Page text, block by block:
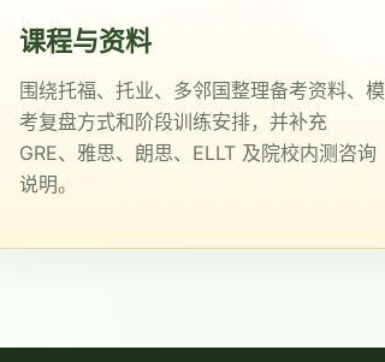
课程与资料
围绕托福、托业、多邻国整理备考资料、模
考复盘方式和阶段训练安排，并补充
GRE、雅思、朗思、ELLT 及院校内测咨询
说明。